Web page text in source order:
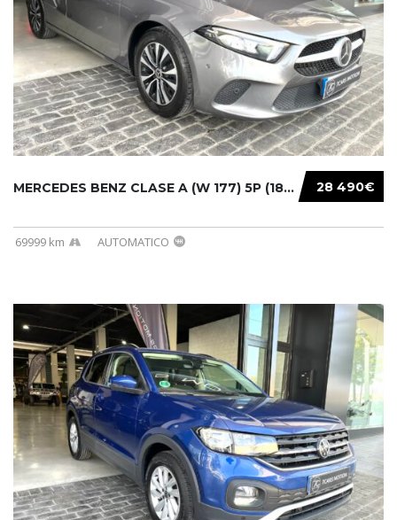
28 490€
MERCEDES BENZ CLASE A (W 177) 5P (18-) 2020....
69999 km AUTOMATICO